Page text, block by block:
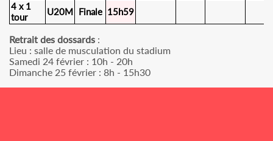
4 x 1
tour
U20M Finale 15h59
Retrait des dossards :
Lieu : salle de musculation du stadium
Samedi 24 février : 10h - 20h
Dimanche 25 février : 8h - 15h30